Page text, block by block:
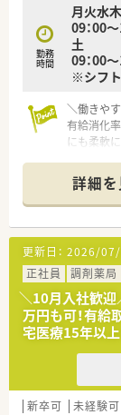
勤務
時間
月火水
09：00～
土
09：00～
※シフ
＼働きや
有給消化
にも柔軟
【店舗情
■最寄り駅
地に店舗
■近隣のク
から応需
■1日あた
対応する
【募集背
■今後の在
増員募集
■在宅医
務に取り
■調剤業務
詳細を
更新日： 2026/
正社員
調剤薬局
＼10月入社歓
万円も可！有給
宅医療15年以
新卒可 未経験可